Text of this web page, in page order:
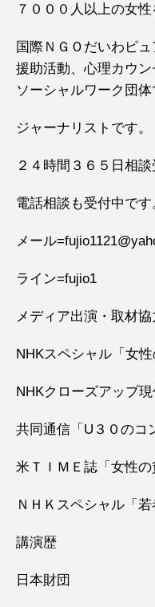
７０００人以上の女
国際ＮＧＯだいわピ
援助活動、心理カウ
ソーシャルワーク団体
ジャーナリストです。
２４時間３６５日相談
電話相談も受付中です
メール
ライン=fujio1
メディア出演・取材協
NHKスペシャル「女性
NHKクローズアップ
共同通信「U３０のコ
米ＴＩＭＥ誌「女性の
ＮＨＫスペシャル「若
講演歴
日本財団